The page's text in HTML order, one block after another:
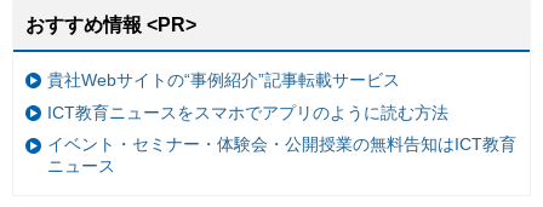
おすすめ情報 <PR>
貴社Webサイトの“事例紹介”記事転載サービス
ICT教育ニュースをスマホでアプリのように読む方法
イベント・セミナー・体験会・公開授業の無料告知はICT教育
ニュース